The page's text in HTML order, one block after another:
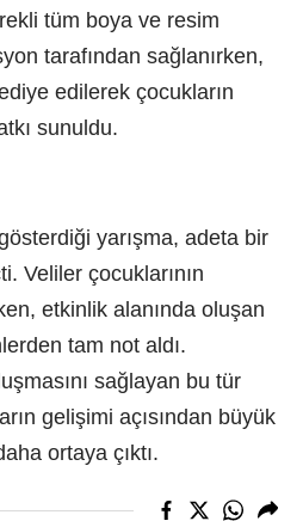
tüm boya ve resim
tarafından sağlanırken,
edilerek çocukların
sunuldu.
yarışma, adeta bir
Veliler çocuklarının
etkinlik alanında oluşan
tam not aldı.
sağlayan bu tür
gelişimi açısından büyük
ortaya çıktı.